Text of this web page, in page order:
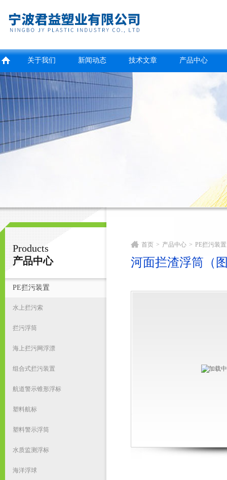
宁波君益塑业有限公司
关于我们 新闻动态 技术文章 产品中心
Products
产品中心
PE拦污装置
水上拦污索
拦污浮筒
海上拦污网浮漂
组合式拦污装置
航道警示锥形浮标
塑料航标
塑料警示浮筒
水质监测浮标
海洋浮球
首页 > 产品中心 > PE拦污装置
河面拦渣浮筒（